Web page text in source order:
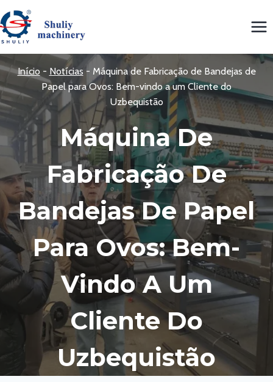
Skip
to
content
Início - Notícias - Máquina de Fabricação de Bandejas de
Papel para Ovos: Bem-vindo a um Cliente do
Uzbequistão
Máquina De
Fabricação De
Bandejas De Papel
Para Ovos: Bem-
Vindo A Um
Cliente Do
Uzbequistão